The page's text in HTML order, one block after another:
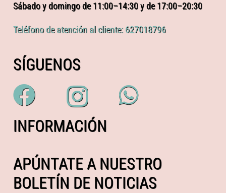
Sábado y domingo de 11:00–14:30 y de 17:00–20:30
Teléfono de atención al cliente: 627018796
SÍGUENOS
INFORMACIÓN
APÚNTATE A NUESTRO
BOLETÍN DE NOTICIAS